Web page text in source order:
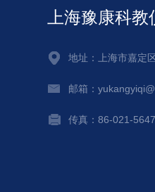
上海豫康科
地址：上海市嘉定
邮箱：
传真：86-021-